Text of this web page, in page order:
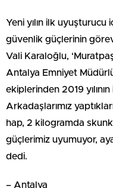
Yeni yılın ilk uyuşturucu
güvenlik güçlerinin
Vali Karaloğlu,
Antalya Emniyet
ekiplerinden 2019
Arkadaşlarımız
hap, 2 kilogramda
güçlerimiz uyumuyor,
dedi.
– Antalya